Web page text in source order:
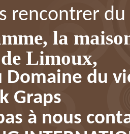
rencontrer
la
Limoux,
Domaine du
Graps
à nous